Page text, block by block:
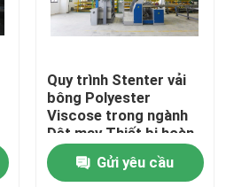
Quy trình Stenter vải
bông Polyester
Viscose trong ngành
Dệt may Thiết bị hoàn
thiện hàng dệt
Gửi yêu cầu